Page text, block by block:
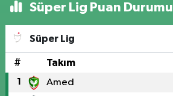
Süper Lig Puan Durumu
Süper Lig
# Takım
1 Amed